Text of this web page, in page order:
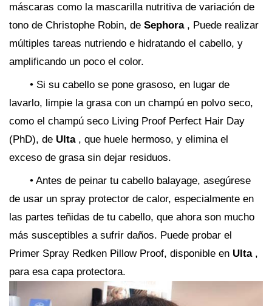
máscaras como la mascarilla nutritiva de variación de
tono de Christophe Robin, de Sephora , Puede realizar
múltiples tareas nutriendo e hidratando el cabello, y
amplificando un poco el color.
• Si su cabello se pone grasoso, en lugar de
lavarlo, limpie la grasa con un champú en polvo seco,
como el champú seco Living Proof Perfect Hair Day
(PhD), de Ulta , que huele hermoso, y elimina el
exceso de grasa sin dejar residuos.
• Antes de peinar tu cabello balayage, asegúrese
de usar un spray protector de calor, especialmente en
las partes teñidas de tu cabello, que ahora son mucho
más susceptibles a sufrir daños. Puede probar el
Primer Spray Redken Pillow Proof, disponible en Ulta ,
para esa capa protectora.